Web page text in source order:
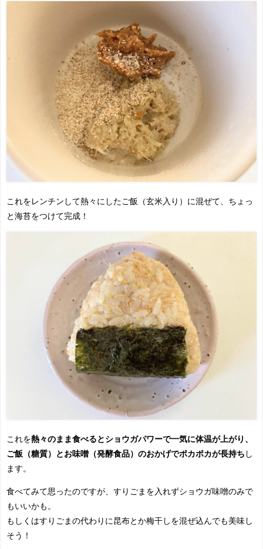
これをレンチンして熱々にしたご飯（玄米入り）に混ぜて、ちょっ
と海苔をつけて完成！
これを熱々のまま食べるとショウガパワーで一気に体温が上がり、
ご飯（糖質）とお味噌（発酵食品）のおかげでポカポカが長持ち し
ます。
食べてみて思ったのですが、すりごまを入れずショウガ味噌のみで
もいいかも。
もしくはすりごまの代わりに昆布とか梅干しを混ぜ込んでも美味し
そう！